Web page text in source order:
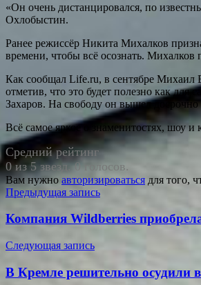
«Он очень дистанцировался, по
Охлобыстин.
Ранее режиссёр Никита Михалков
времени, чтобы всё осознать. Михалков
Как сообщал Life.ru, в сентябре Михаил
отметив, что это будет полезно как
Захаров. На свободу он вышел досрочно
Всё самое яркое о знаменитостях, шоу
Средний рейтинг
0 из 5 звезд. 0 голосов.
Вам нужно авторизироваться для того,
Навигация
по
Предыдущая запись
Компания Wildberries
Следующая запись
В Кремле решительно осудили